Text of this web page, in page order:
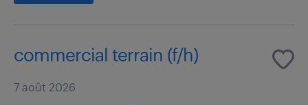
commercial terrain (f/h)
7 août 2026